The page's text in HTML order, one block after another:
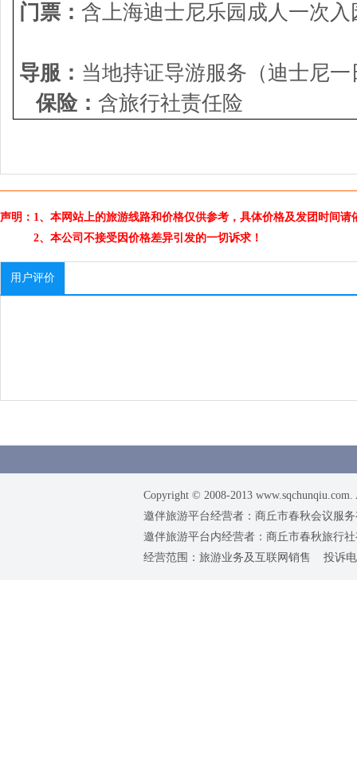
门票：含上海迪士尼乐园成人一次
导服： 当地持证导游服务（
保险：含旅行社责任险
声明：1、本网站上的旅游线路和价格仅供参考，具体价格及发团时间
2、本公司不接受因价格差异引发的一切诉求！
用户评价
Copyright © 2008-2013
邀伴旅游平台经营者：商丘市春秋会议服
邀伴旅游平台内经营者：商丘市春秋旅行
经营范围：旅游业务及互联网销售 投诉